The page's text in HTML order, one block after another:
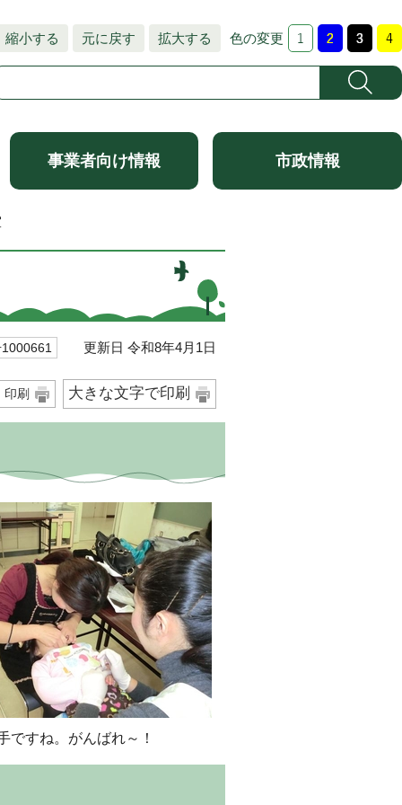
縮小する 元に戻す 拡大する 色の変更
事業者向け情報 市政情報
更新日 令和8年4月1日
印刷 大きな文字で印刷
ですね。がんばれ～！